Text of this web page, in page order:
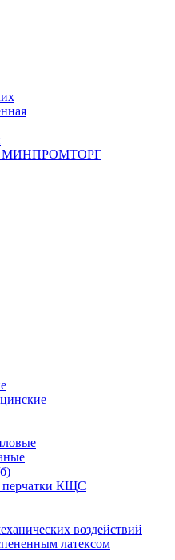
МИНПРОМТОРГ
перчатки КЩС
воздействий
латексом